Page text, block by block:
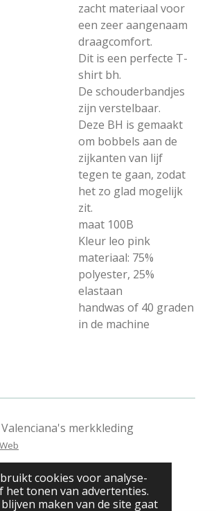
cookies voor analyse-
het tonen van advertenties.
maken van de site gaat
zacht materiaal voor
een zeer aangenaam
draagcomfort.
Dit is een perfecte T-
shirt bh.
De schouderbandjes
zijn verstelbaar.
Deze BH is gemaakt
om bobbels aan de
zijkanten van lijf
tegen te gaan, zodat
het zo glad mogelijk
zit.
maat 100B
Kleur leo pink
materiaal: 75%
polyester, 25%
elastaan
handwas of 40 graden
in de machine
merkkleding